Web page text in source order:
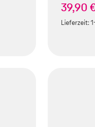
39,90
Lieferzeit: